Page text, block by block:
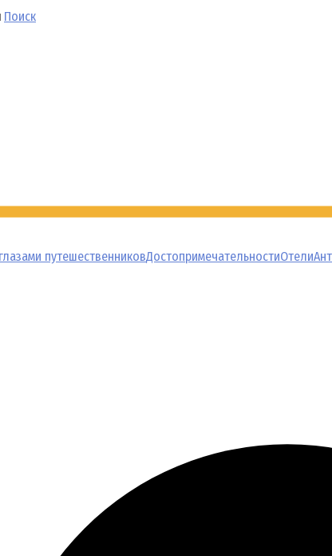
Поиск
путешественниковДостопримечательностиОтели